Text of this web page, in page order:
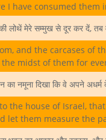
I have consumed them
लोथें मेरे सम्मुख से दूर कर दें, तब
and the carcases of
midst of them for
नमूना दिखा कि वे अपने
the house of Israel,
let them measure the